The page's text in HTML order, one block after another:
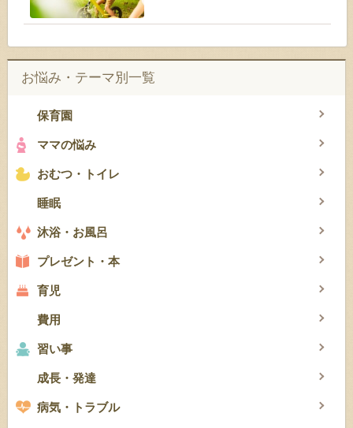
お悩み・テーマ別一覧
保育園
ママの悩み
おむつ・トイレ
睡眠
沐浴・お風呂
プレゼント・本
育児
費用
習い事
成長・発達
病気・トラブル